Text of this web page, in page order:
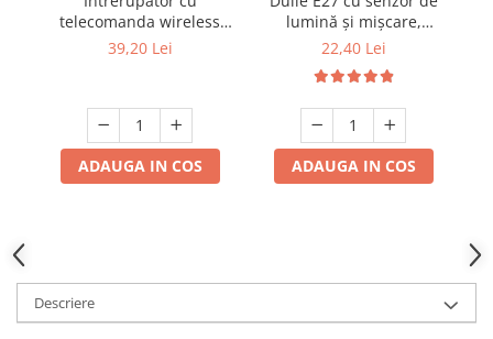
Starter/Droser
Întrerupătoare/Comutatoare
Ştechere/Stecher adaptor
Ţeavă PVC
Feronerie
Butuc yala,Broaste usa,Lacat
telecomanda wireless
universala pentru lustra
39,20 Lei
ADAUGA IN COS
lumină și mișcare,
aplicabilă pe perete, 110-
22,40 Lei
ADAUGA IN COS
Descriere